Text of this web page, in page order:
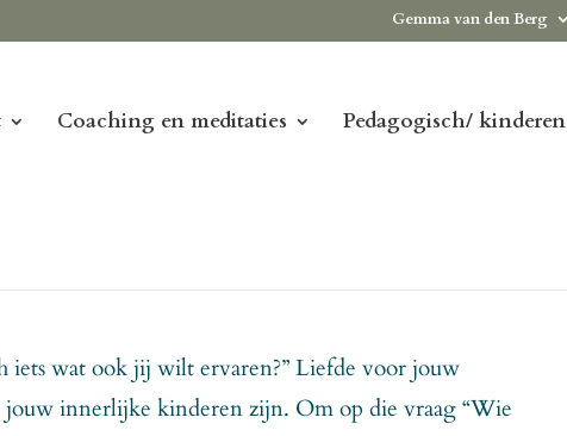
Gemma van den Berg
Coaching en meditaties Pedagogisch/ kinderen
wat ook jij wilt ervaren?” Liefde voor jouw
innerlijke kinderen zijn. Om op die vraag “Wie